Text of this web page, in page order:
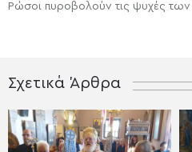
Ρώσοι πυροβολούν τις ψυχές
Σχετικά Άρθρα